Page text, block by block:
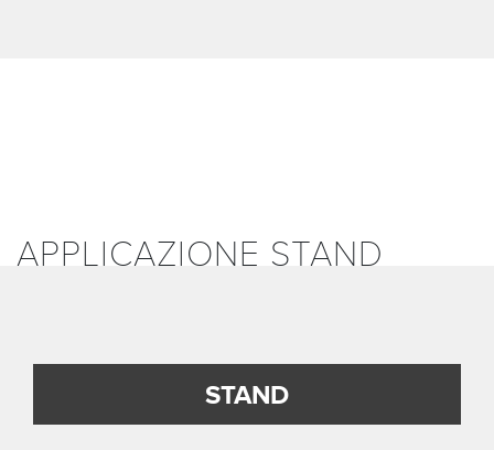
APPLICAZIONE STAND
STAND